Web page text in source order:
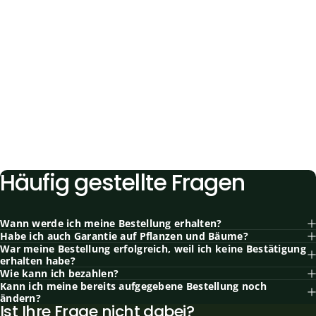
Häufig gestellte Fragen
Wann werde ich meine Bestellung erhalten?
Habe ich auch Garantie auf Pflanzen und Bäume?
War meine Bestellung erfolgreich, weil ich keine Bestätigung
erhalten habe?
Wie kann ich bezahlen?
Kann ich meine bereits aufgegebene Bestellung noch
ändern?
Ist Ihre Frage nicht dabei?